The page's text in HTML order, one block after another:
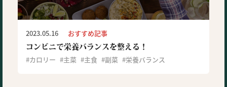
2023.05.16 おすすめ記事
コンビニで栄養バランスを整える！
カロリー 主菜 主食 副菜 栄養バランス